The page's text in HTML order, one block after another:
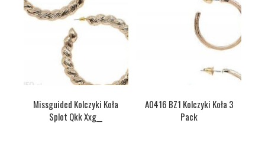
Missguided Kolczyki Koła
Splot Qkk Xxg__
A0416 BZ1 Kolczyki Koła 3
Pack